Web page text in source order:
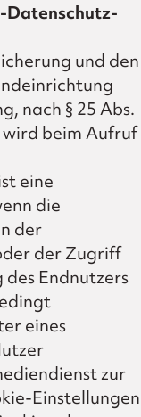
Datenschutz-
und den
nach § 25 Abs.
wird beim Aufruf
eine
die
der
der Zugriff
Endnutzers
eines
zur
Einstellungen